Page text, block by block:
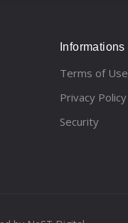
Informations
Terms of Use
Privacy Policy
Security